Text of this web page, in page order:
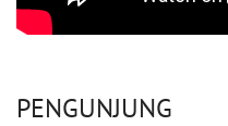
PENGUNJUNG